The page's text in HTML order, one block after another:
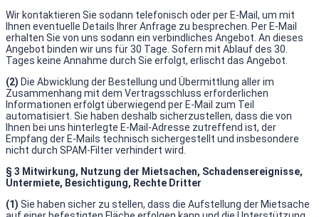
Wir kontaktieren Sie sodann telefonisch oder per E-Mail, um mit
Ihnen eventuelle Details Ihrer Anfrage zu besprechen. Per E-Mail
erhalten Sie von uns sodann ein verbindliches Angebot. An dieses
Angebot binden wir uns für 30 Tage. Sofern mit Ablauf des 30.
Tages keine Annahme durch Sie erfolgt, erlischt das Angebot.
(2) Die Abwicklung der Bestellung und Übermittlung aller im
Zusammenhang mit dem Vertragsschluss erforderlichen
Informationen erfolgt überwiegend per E-Mail zum Teil
automatisiert. Sie haben deshalb sicherzustellen, dass die von
Ihnen bei uns hinterlegte E-Mail-Adresse zutreffend ist, der
Empfang der E-Mails technisch sichergestellt und insbesondere
nicht durch SPAM-Filter verhindert wird.
§ 3 Mitwirkung, Nutzung der Mietsachen, Schadensereignisse,
Untermiete, Besichtigung, Rechte Dritter
(1) Sie haben sicher zu stellen, dass die Aufstellung der Mietsache